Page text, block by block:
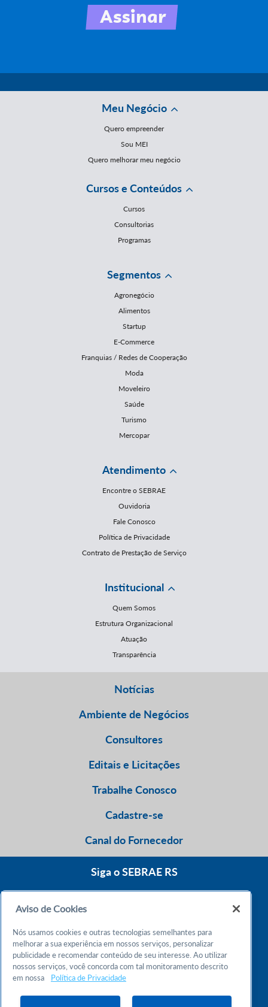
Meu Negócio
Quero empreender
Sou MEI
Quero melhorar meu negócio
Cursos e Conteúdos
Cursos
Consultorias
Programas
Segmentos
Agronegócio
Alimentos
Startup
E-Commerce
Franquias / Redes de Cooperação
Moda
Moveleiro
Saúde
Turismo
Mercopar
Atendimento
Encontre o SEBRAE
Ouvidoria
Fale Conosco
Política de Privacidade
Contrato de Prestação de Serviço
Institucional
Quem Somos
Estrutura Organizacional
Atuação
Transparência
Notícias
Ambiente de Negócios
Consultores
Editais e Licitações
Trabalhe Conosco
Cadastre-se
Canal do Fornecedor
Siga o SEBRAE RS
Atendimento 24h
Chame no WhatsApp
Aviso de Cookies
Nós usamos cookies e outras tecnologias semelhantes para
melhorar a sua experiência em nossos serviços, personalizar
publicidade e recomendar conteúdo de seu interesse. Ao utilizar
nossos serviços, você concorda com tal monitoramento descrito
em nossa
Política de Privacidade